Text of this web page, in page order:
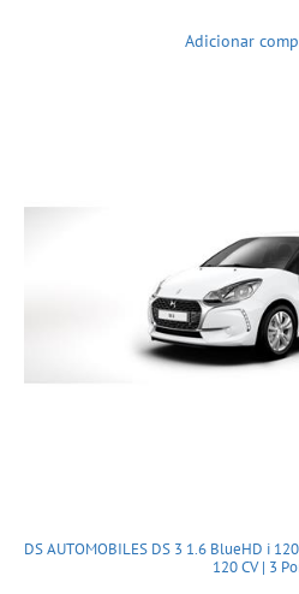
Adicionar
DS AUTOMOBILES DS 3 1.6 BlueHD i
120 CV | 3